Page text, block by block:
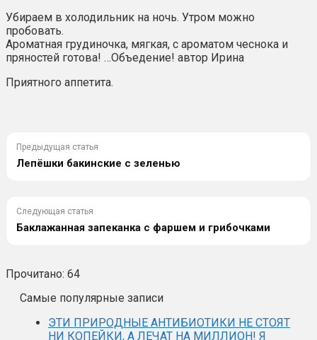
Убираем в холодильник на ночь. Утром можно
пробовать.
Ароматная грудиночка, мягкая, с ароматом чеснока и
пряностей готова! …Объедение! автор Ирина
Приятного аппетита.
Предыдущая статья
Лепёшки бакинские с зеленью
Следующая статья
Баклажанная запеканка с фаршем и грибочками
Прочитано: 64
Самые популярные записи
ЭТИ ПРИРОДНЫЕ АНТИБИОТИКИ НЕ СТОЯТ
НИ КОПЕЙКИ, А ЛЕЧАТ НА МИЛЛИОН! Я